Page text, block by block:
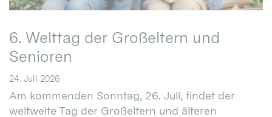
6. Welttag der Großeltern und
Senioren
24. Juli 2026
Am kommenden Sonntag, 26. Juli, findet der
weltweite Tag der Großeltern und älteren